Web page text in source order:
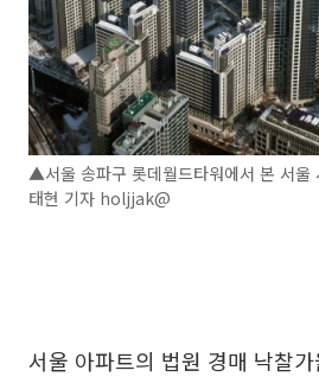
▲서울 송파구 롯데월드타워에서 본 서울
태현 기자 holjjak@
서울 아파트의 법원 경매 낙찰